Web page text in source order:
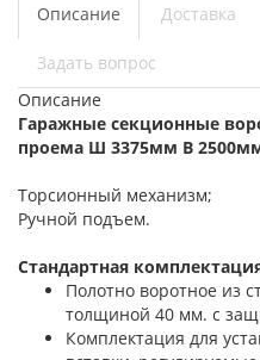
Описание Доставка
Задать вопрос
Описание
Гаражные секционные
проема Ш 3375мм В
Торсионный механизм;
Ручной подъем.
Стандартная
Полотно воротное из
толщиной 40 мм. с
Комплектация для